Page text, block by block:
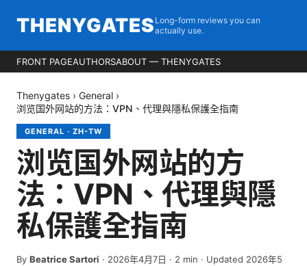
THENYGATES Long-form reviews you can
actually use.
FRONT PAGEAUTHORSABOUT — THENYGATES
Thenygates › General ›
浏览国外网站的方法：VPN、代理與隱私保護全指南
GENERAL · ZH-TW
浏览国外网站的方
法：VPN、代理與隱
私保護全指南
By Beatrice Sartori · 2026年4月7日 · 2 min · Updated 2026年5